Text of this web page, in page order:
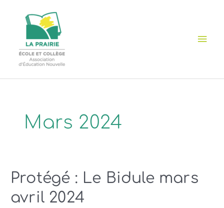
contenu
Mars 2024
Protégé : Le Bidule mars
avril 2024